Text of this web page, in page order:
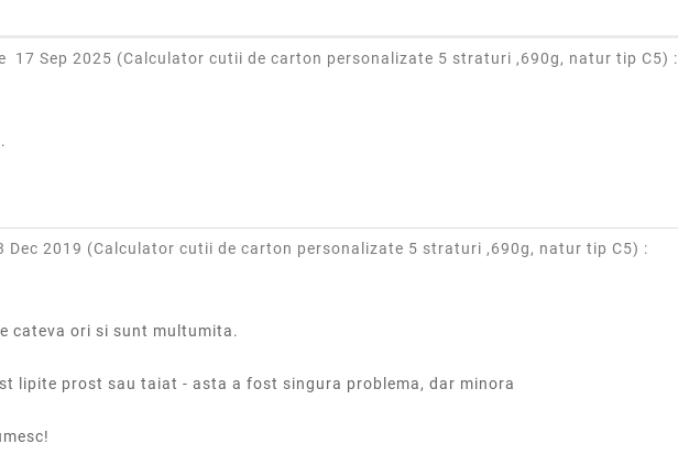
17 Sep 2025 (Calculator cutii de carton personalizate 5 straturi ,690g, natur tip C5) :
Dec 2019 (Calculator cutii de carton personalizate 5 straturi ,690g, natur tip C5) :
cateva ori si sunt multumita.
lipite prost sau taiat - asta a fost singura problema, dar minora